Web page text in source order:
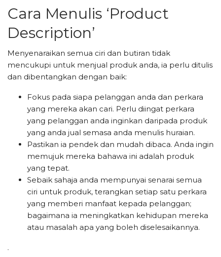
Cara Menulis ‘Product
Description’
Menyenaraikan semua ciri dan butiran tidak
mencukupi untuk menjual produk anda, ia perlu ditulis
dan dibentangkan dengan baik:
Fokus pada siapa pelanggan anda dan perkara
yang mereka akan cari. Perlu diingat perkara
yang pelanggan anda inginkan daripada produk
yang anda jual semasa anda menulis huraian.
Pastikan ia pendek dan mudah dibaca. Anda ingin
memujuk mereka bahawa ini adalah produk
yang tepat.
Sebaik sahaja anda mempunyai senarai semua
ciri untuk produk, terangkan setiap satu perkara
yang memberi manfaat kepada pelanggan;
bagaimana ia meningkatkan kehidupan mereka
atau masalah apa yang boleh diselesaikannya.
.